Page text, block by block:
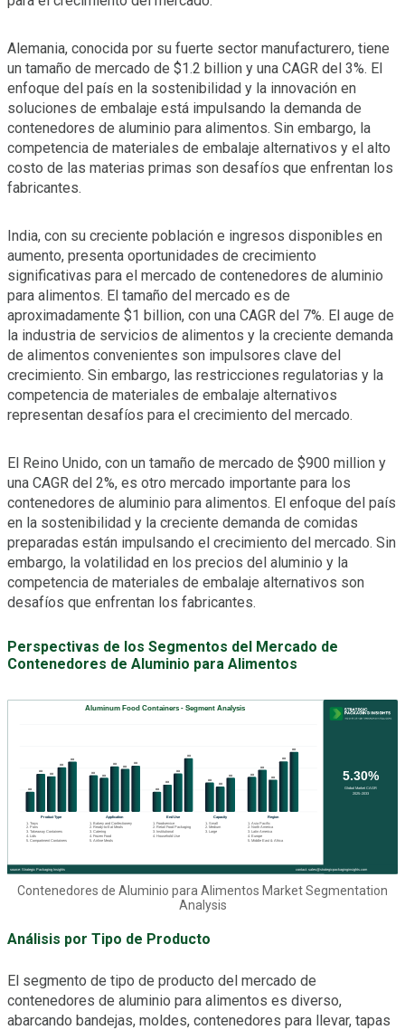
Alemania, conocida por su fuerte sector manufacturero, tiene
un tamaño de mercado de $1.2 billion y una CAGR del 3%. El
enfoque del país en la sostenibilidad y la innovación en
soluciones de embalaje está impulsando la demanda de
contenedores de aluminio para alimentos. Sin embargo, la
competencia de materiales de embalaje alternativos y el alto
costo de las materias primas son desafíos que enfrentan los
fabricantes.
India, con su creciente población e ingresos disponibles en
aumento, presenta oportunidades de crecimiento
significativas para el mercado de contenedores de aluminio
para alimentos. El tamaño del mercado es de
aproximadamente $1 billion, con una CAGR del 7%. El auge de
la industria de servicios de alimentos y la creciente demanda
de alimentos convenientes son impulsores clave del
crecimiento. Sin embargo, las restricciones regulatorias y la
competencia de materiales de embalaje alternativos
representan desafíos para el crecimiento del mercado.
El Reino Unido, con un tamaño de mercado de $900 million y
una CAGR del 2%, es otro mercado importante para los
contenedores de aluminio para alimentos. El enfoque del país
en la sostenibilidad y la creciente demanda de comidas
preparadas están impulsando el crecimiento del mercado. Sin
embargo, la volatilidad en los precios del aluminio y la
competencia de materiales de embalaje alternativos son
desafíos que enfrentan los fabricantes.
Perspectivas de los Segmentos del Mercado de
Contenedores de Aluminio para Alimentos
Contenedores de Aluminio para Alimentos Market Segmentation
Analysis
Análisis por Tipo de Producto
El segmento de tipo de producto del mercado de
contenedores de aluminio para alimentos es diverso,
abarcando bandejas, moldes, contenedores para llevar, tapas